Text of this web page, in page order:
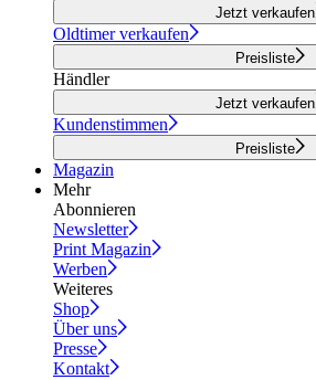
Jetzt verkaufen
Oldtimer verkaufen
Preisliste
Händler
Jetzt verkaufen
Kundenstimmen
Preisliste
Magazin
Mehr
Abonnieren
Newsletter
Print Magazin
Werben
Weiteres
Shop
Über uns
Presse
Kontakt